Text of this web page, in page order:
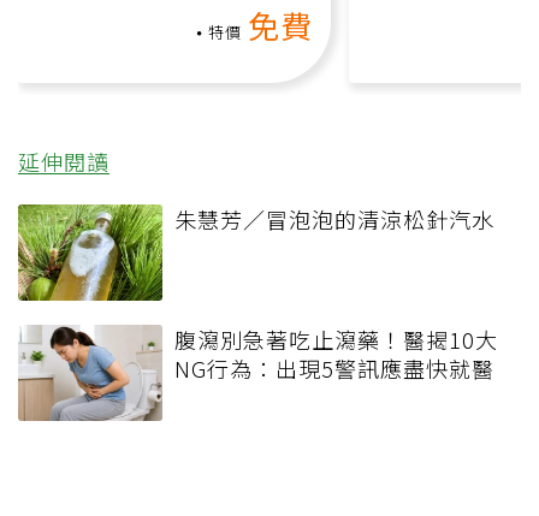
特價 免費
延伸閱讀
朱慧芳／冒泡泡的清涼松針汽水
腹瀉別急著吃止瀉藥！醫揭10大
NG行為：出現5警訊應盡快就醫